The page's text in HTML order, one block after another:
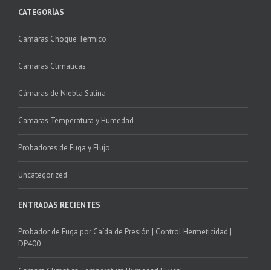
CATEGORÍAS
Camaras Choque Termico
Camaras Climaticas
Cámaras de Niebla Salina
Camaras Temperatura y Humedad
Probadores de Fuga y Flujo
Uncategorized
ENTRADAS RECIENTES
Probador de Fuga por Caída de Presión | Control Hermeticidad |
DP400